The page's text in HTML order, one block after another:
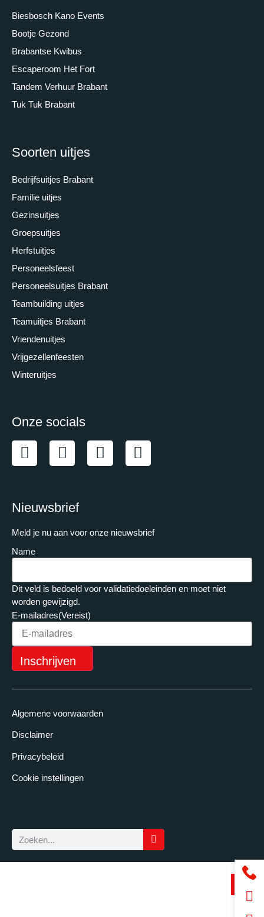
Biesbosch Kano Events
Bootje Gezond
Brabantse Kwibus
Escaperoom Het Fort
Tandem Verhuur Brabant
Tuk Tuk Brabant
Soorten uitjes
Bedrijfsuitjes Brabant
Familie uitjes
Gezinsuitjes
Groepsuitjes
Herfstuitjes
Personeelsfeest
Personeelsuitjes Brabant
Teambuilding uitjes
Teamuitjes Brabant
Vriendenuitjes
Vrijgezellenfeesten
Winteruitjes
Onze socials
Nieuwsbrief
Meld je nu aan voor onze nieuwsbrief
Name
Dit veld is bedoeld voor validatiedoeleinden en moet niet
worden gewijzigd.
E-mailadres(Vereist)
Inschrijven
Algemene voorwaarden
Disclaimer
Privacybeleid
Cookie instellingen